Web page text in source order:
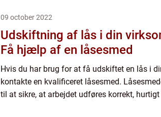
09 october 2022
Udskiftning af lås i din
Få hjælp af en låsesmed
Hvis du har brug for at få udskiftet en lås i
kontakte en kvalificeret låsesmed.
til at sikre, at arbejdet udføres korrekt, hurtigt